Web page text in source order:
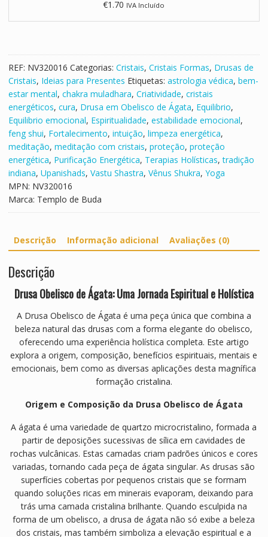
r
a
R
o
l
a
d
a
€1.70 IVA Incluído
REF: NV320016 Categorias: Cristais, Cristais Formas, Drusas de
Cristais, Ideias para Presentes Etiquetas: astrologia védica, bem-
estar mental, chakra muladhara, Criatividade, cristais
energéticos, cura, Drusa em Obelisco de Ágata, Equilibrio,
Equilibrio emocional, Espiritualidade, estabilidade emocional,
feng shui, Fortalecimento, intuição, limpeza energética,
meditação, meditação com cristais, proteção, proteção
energética, Purificação Energética, Terapias Holísticas,tradição
indiana, Upanishads, Vastu Shastra, Vênus Shukra, Yoga
MPN: NV320016
Marca: Templo de Buda
Descrição Informação adicional Avaliações (0)
Descrição
Drusa Obelisco de Ágata: Uma Jornada Espiritual e Holística
A Drusa Obelisco de Ágata é uma peça única que combina a
beleza natural das drusas com a forma elegante do obelisco,
oferecendo uma experiência holística completa. Este artigo
explora a origem, composição, benefícios espirituais, mentais e
emocionais, bem como as diversas aplicações desta magnífica
formação cristalina.
Origem e Composição da Drusa Obelisco de Ágata
A ágata é uma variedade de quartzo microcristalino, formada a
partir de deposições sucessivas de sílica em cavidades de
rochas vulcânicas. Estas camadas criam padrões únicos e cores
variadas, tornando cada peça de ágata singular. As drusas são
superfícies cobertas por pequenos cristais que se formam
quando soluções ricas em minerais evaporam, deixando para
trás uma camada cristalina brilhante. Quando esculpida na
forma de um obelisco, a drusa de ágata não só exibe a beleza
dos cristais, mas também simboliza a elevação espiritual e a